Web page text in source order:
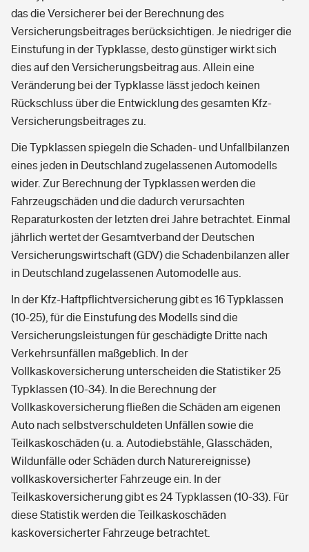
das die Versicherer bei der Berechnung des
Versicherungsbeitrages berücksichtigen. Je niedriger die
Einstufung in der Typklasse, desto günstiger wirkt sich
dies auf den Versicherungsbeitrag aus. Allein eine
Veränderung bei der Typklasse lässt jedoch keinen
Rückschluss über die Entwicklung des gesamten Kfz-
Versicherungsbeitrages zu.
Die Typklassen spiegeln die Schaden- und Unfallbilanzen
eines jeden in Deutschland zugelassenen Automodells
wider. Zur Berechnung der Typklassen werden die
Fahrzeugschäden und die dadurch verursachten
Reparaturkosten der letzten drei Jahre betrachtet. Einmal
jährlich wertet der Gesamtverband der Deutschen
Versicherungswirtschaft (GDV) die Schadenbilanzen aller
in Deutschland zugelassenen Automodelle aus.
In der Kfz-Haftpflichtversicherung gibt es 16 Typklassen
(10-25), für die Einstufung des Modells sind die
Versicherungsleistungen für geschädigte Dritte nach
Verkehrsunfällen maßgeblich. In der
Vollkaskoversicherung unterscheiden die Statistiker 25
Typklassen (10-34). In die Berechnung der
Vollkaskoversicherung fließen die Schäden am eigenen
Auto nach selbstverschuldeten Unfällen sowie die
Teilkaskoschäden (u. a. Autodiebstähle, Glasschäden,
Wildunfälle oder Schäden durch Naturereignisse)
vollkaskoversicherter Fahrzeuge ein. In der
Teilkaskoversicherung gibt es 24 Typklassen (10-33). Für
diese Statistik werden die Teilkaskoschäden
kaskoversicherter Fahrzeuge betrachtet.